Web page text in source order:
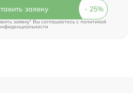
заявку
заявку" Вы соглашаетесь cполитикой